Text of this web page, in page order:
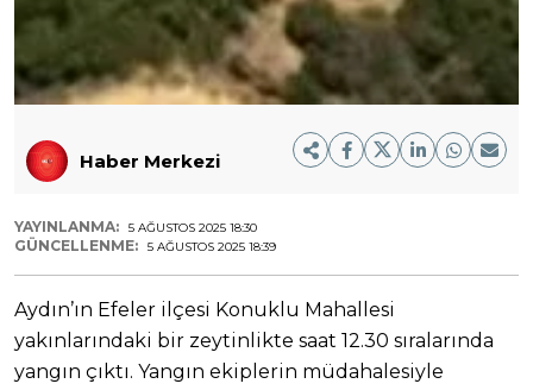
Haber Merkezi
YAYINLANMA: 5 AĞUSTOS 2025 18:30
GÜNCELLENME: 5 AĞUSTOS 2025 18:39
Aydın’ın Efeler ilçesi Konuklu Mahallesi
yakınlarındaki bir zeytinlikte saat 12.30 sıralarında
yangın çıktı. Yangın ekiplerin müdahalesiyle